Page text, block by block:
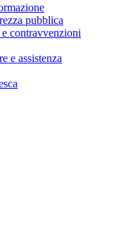
pubblica
contravvenzioni
e assistenza